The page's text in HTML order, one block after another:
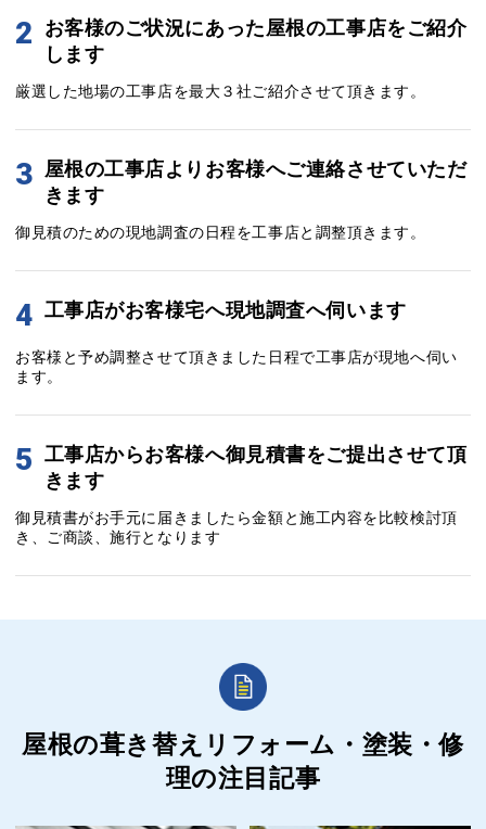
2
お客様のご状況にあった屋根の工事店をご紹介
します
厳選した地場の工事店を最大３社ご紹介させて頂きます。
3 屋根の工事店よりお客様へご連絡させていただ
きます
御見積のための現地調査の日程を工事店と調整頂きます。
4 工事店がお客様宅へ現地調査へ伺います
お客様と予め調整させて頂きました日程で工事店が現地へ伺い
ます。
5 工事店からお客様へ御見積書をご提出させて頂
きます
御見積書がお手元に届きましたら金額と施工内容を比較検討頂
き、ご商談、施行となります
屋根の葺き替えリフォーム・塗装・修
理の注目記事